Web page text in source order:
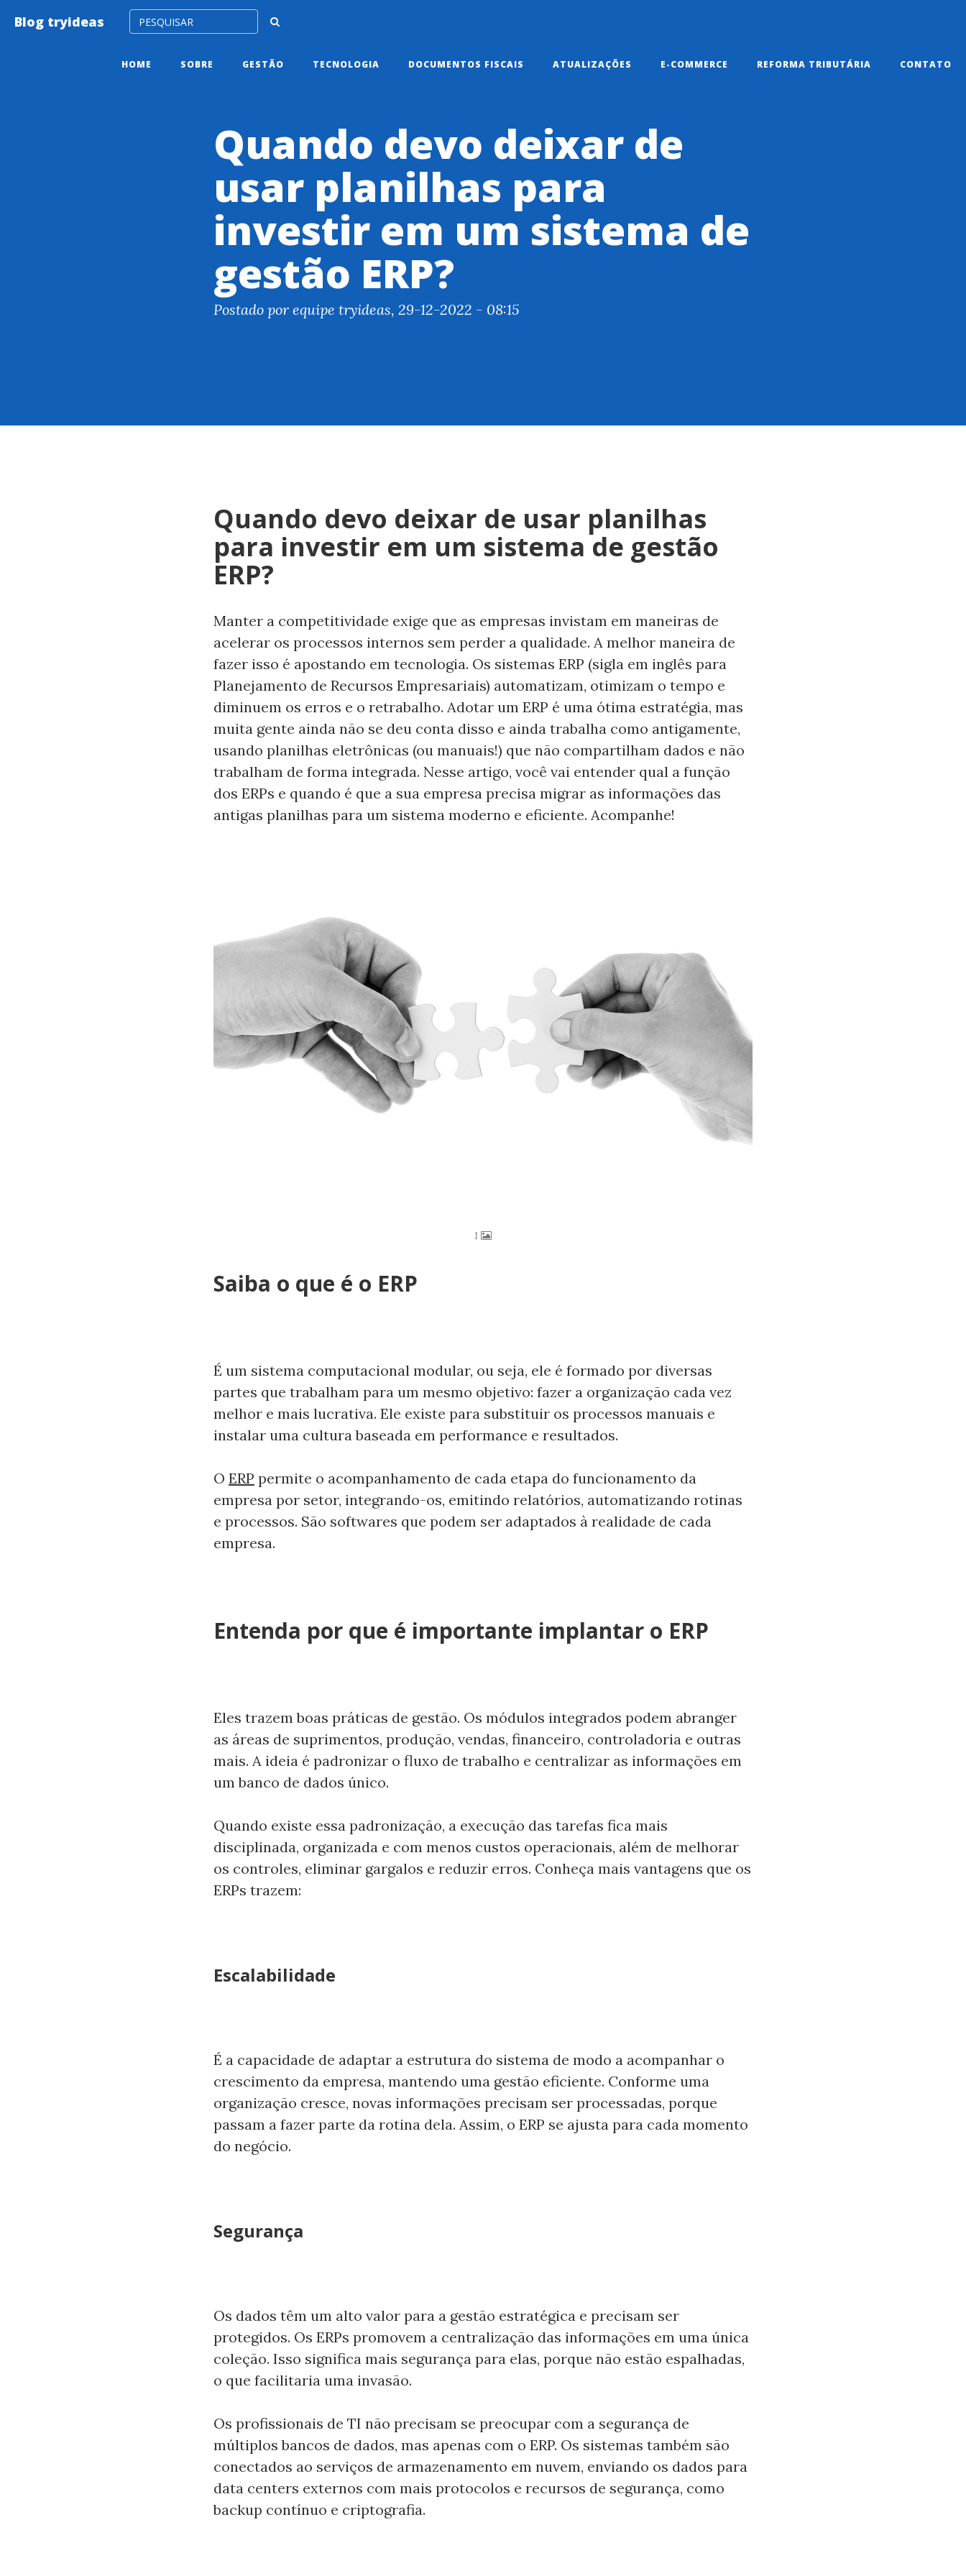
Blog tryideas
HOME SOBRE GESTÃO TECNOLOGIA DOCUMENTOS FISCAIS ATUALIZAÇÕES E-COMMERCE REFORMA TRIBUTÁRIA CONTATO
Quando devo deixar de
usar planilhas para
investir em um sistema de
gestão ERP?
Postado por equipe tryideas, 29-12-2022 - 08:15
Quando devo deixar de usar planilhas
para investir em um sistema de gestão
ERP?
Manter a competitividade exige que as empresas invistam em maneiras de
acelerar os processos internos sem perder a qualidade. A melhor maneira de
fazer isso é apostando em tecnologia. Os sistemas ERP (sigla em inglês para
Planejamento de Recursos Empresariais) automatizam, otimizam o tempo e
diminuem os erros e o retrabalho. Adotar um ERP é uma ótima estratégia, mas
muita gente ainda não se deu conta disso e ainda trabalha como antigamente,
usando planilhas eletrônicas (ou manuais!) que não compartilham dados e não
trabalham de forma integrada. Nesse artigo, você vai entender qual a função
dos ERPs e quando é que a sua empresa precisa migrar as informações das
antigas planilhas para um sistema moderno e eficiente. Acompanhe!
1
Saiba o que é o ERP
É um sistema computacional modular, ou seja, ele é formado por diversas
partes que trabalham para um mesmo objetivo: fazer a organização cada vez
melhor e mais lucrativa. Ele existe para substituir os processos manuais e
instalar uma cultura baseada em performance e resultados.
O ERP permite o acompanhamento de cada etapa do funcionamento da
empresa por setor, integrando-os, emitindo relatórios, automatizando rotinas
e processos. São softwares que podem ser adaptados à realidade de cada
empresa.
Entenda por que é importante implantar o ERP
Eles trazem boas práticas de gestão. Os módulos integrados podem abranger
as áreas de suprimentos, produção, vendas, financeiro, controladoria e outras
mais. A ideia é padronizar o fluxo de trabalho e centralizar as informações em
um banco de dados único.
Quando existe essa padronização, a execução das tarefas fica mais
disciplinada, organizada e com menos custos operacionais, além de melhorar
os controles, eliminar gargalos e reduzir erros. Conheça mais vantagens que os
ERPs trazem:
Escalabilidade
É a capacidade de adaptar a estrutura do sistema de modo a acompanhar o
crescimento da empresa, mantendo uma gestão eficiente. Conforme uma
organização cresce, novas informações precisam ser processadas, porque
passam a fazer parte da rotina dela. Assim, o ERP se ajusta para cada momento
do negócio.
Segurança
Os dados têm um alto valor para a gestão estratégica e precisam ser
protegidos. Os ERPs promovem a centralização das informações em uma única
coleção. Isso significa mais segurança para elas, porque não estão espalhadas,
o que facilitaria uma invasão.
Os profissionais de TI não precisam se preocupar com a segurança de
múltiplos bancos de dados, mas apenas com o ERP. Os sistemas também são
conectados ao serviços de armazenamento em nuvem, enviando os dados para
data centers externos com mais protocolos e recursos de segurança, como
backup contínuo e criptografia.